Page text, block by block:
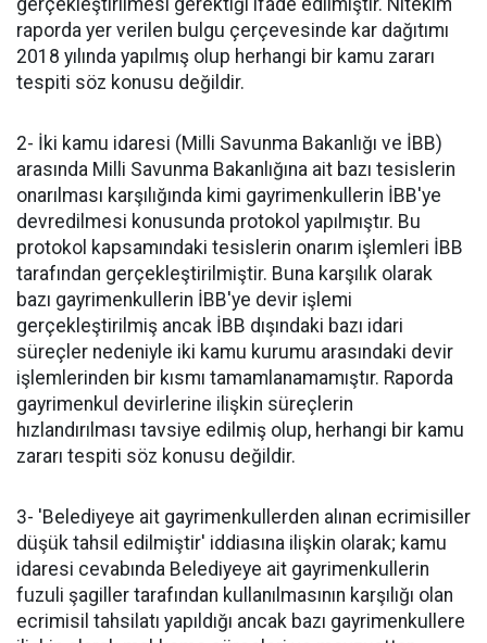
gerçekleştirilmesi gerektiği ifade edilmiştir. Nitekim
raporda yer verilen bulgu çerçevesinde kar dağıtımı
2018 yılında yapılmış olup herhangi bir kamu zararı
tespiti söz konusu değildir.
2- İki kamu idaresi (Milli Savunma Bakanlığı ve İBB)
arasında Milli Savunma Bakanlığına ait bazı tesislerin
onarılması karşılığında kimi gayrimenkullerin İBB'ye
devredilmesi konusunda protokol yapılmıştır. Bu
protokol kapsamındaki tesislerin onarım işlemleri İBB
tarafından gerçekleştirilmiştir. Buna karşılık olarak
bazı gayrimenkullerin İBB'ye devir işlemi
gerçekleştirilmiş ancak İBB dışındaki bazı idari
süreçler nedeniyle iki kamu kurumu arasındaki devir
işlemlerinden bir kısmı tamamlanamamıştır. Raporda
gayrimenkul devirlerine ilişkin süreçlerin
hızlandırılması tavsiye edilmiş olup, herhangi bir kamu
zararı tespiti söz konusu değildir.
3- 'Belediyeye ait gayrimenkullerden alınan ecrimisiller
düşük tahsil edilmiştir' iddiasına ilişkin olarak; kamu
idaresi cevabında Belediyeye ait gayrimenkullerin
fuzuli şagiller tarafından kullanılmasının karşılığı olan
ecrimisil tahsilatı yapıldığı ancak bazı gayrimenkullere